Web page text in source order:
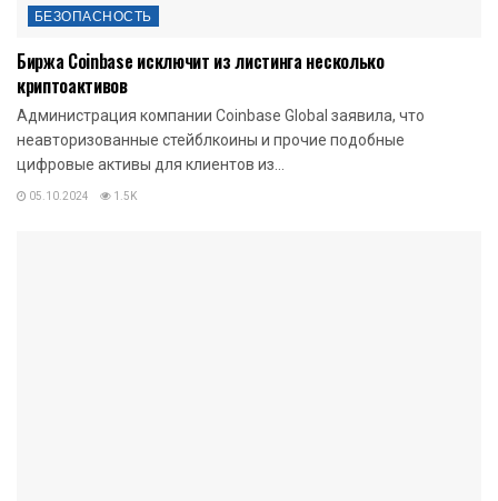
БЕЗОПАСНОСТЬ
Биржа Coinbase исключит из листинга несколько
криптоактивов
Администрация компании Coinbase Global заявила, что
неавторизованные стейблкоины и прочие подобные
цифровые активы для клиентов из...
05.10.2024 1.5K